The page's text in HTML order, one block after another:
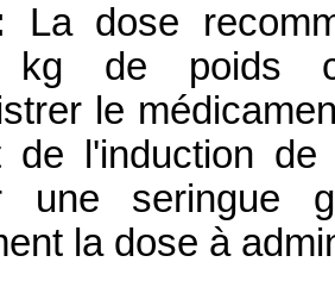
La dose
kg de poids
le
de l'induction
une seringue
la dose à